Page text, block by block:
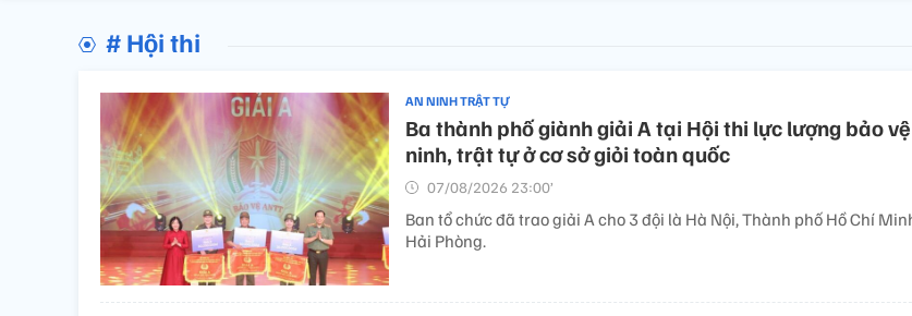
# Hội thi
AN NINH TRẬT TỰ
Ba thành phố giành giải A tại Hội thi lực lượng bảo
ninh, trật tự ở cơ sở giỏi toàn quốc
07/08/2026 23:00’
Ban tổ chức đã trao giải A cho 3 đội là Hà Nội, Thành phố Hồ Chí
Hải Phòng.